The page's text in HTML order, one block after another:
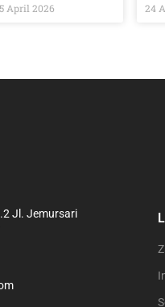
April 2026 24
Jl. Jemursari